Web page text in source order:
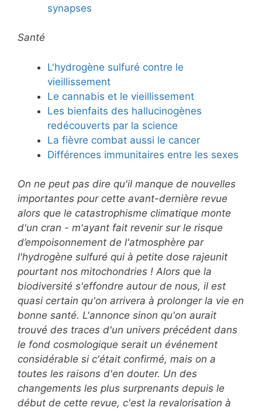
synapses
Santé
L'hydrogène sulfuré contre le
vieillissement
Le cannabis et le vieillissement
Les bienfaits des hallucinogènes
redécouverts par la science
La fièvre combat aussi le cancer
Différences immunitaires entre les sexes
On ne peut pas dire qu'il manque de nouvelles
importantes pour cette avant-dernière revue
alors que le catastrophisme climatique monte
d'un cran - m'ayant fait revenir sur le risque
d’empoisonnement de l'atmosphère par
l'hydrogène sulfuré qui à petite dose rajeunit
pourtant nos mitochondries ! Alors que la
biodiversité s'effondre autour de nous, il est
quasi certain qu'on arrivera à prolonger la vie en
bonne santé. L'annonce sinon qu'on aurait
trouvé des traces d'un univers précédent dans
le fond cosmologique serait un événement
considérable si c'était confirmé, mais on a
toutes les raisons d'en douter. Un des
changements les plus surprenants depuis le
début de cette revue, c'est la revalorisation à